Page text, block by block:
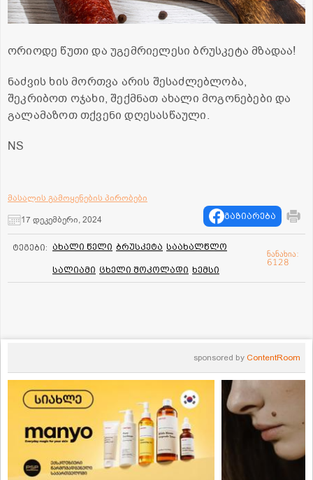
ორიოდე წუთი და უგემრიელესი ბრუსკეტა მზადაა!
ნაძვის ხის მორთვა არის შესაძლებლობა,
შეკრიბოთ ოჯახი, შექმნათ ახალი მოგონებები და
გალამაზოთ თქვენი დღესასწაული.
NS
მასალის გამოყენების პირობები
17 დეკემბერი, 2024
გაზიარება
ტეგები: ახალი წელი ბრუსკეტა საახალწლო
სალიამი ცხელი შოკოლადი ხემსი
ნანახია:
6128
sponsored by ContentRoom